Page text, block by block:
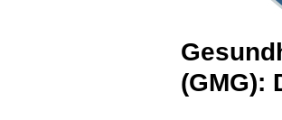
(GMG):